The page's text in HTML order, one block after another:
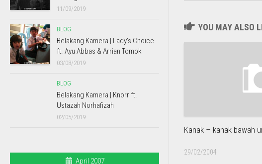
YOU MAY ALSO
Kanak – kanak bawah
29/02/2004
11/09/2019
BLOG
Belakang Kamera | Lady’s Choice
ft. Ayu Abbas & Arrian Tomok
03/08/2019
BLOG
Belakang Kamera | Knorr ft.
Ustazah Norhafizah
02/05/2019
April 2007